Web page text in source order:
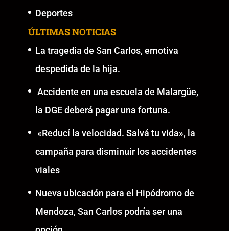
Deportes
ÚLTIMAS NOTICIAS
La tragedia de San Carlos, emotiva
despedida de la hija.
Accidente en una escuela de Malargüe,
la DGE deberá pagar una fortuna.
«Reducí la velocidad. Salvá tu vida», la
campaña para disminuir los accidentes
viales
Nueva ubicación para el Hipódromo de
Mendoza, San Carlos podría ser una